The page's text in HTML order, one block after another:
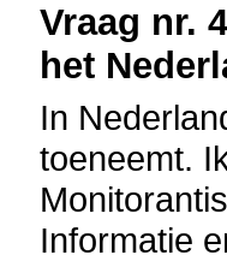
Vraag nr.
het
In
toeneemt.
Informatie